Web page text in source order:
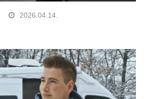
2026.04.14.